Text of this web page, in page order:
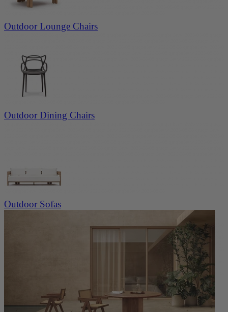
026-08-08 qmqbu6evw 2026-08-08 qmqbu6evw 2026-08-08 qmqbu6evw 2026-08-08 qmqbu6evw 2026-08
Outdoor Lounge Chairs
mqbu6evw 2026-08-08 qmqbu6evw 2026-08-08 qmqbu6evw 2026-08-08 qmqbu6evw 2026-08-08 qmqbu6
evw 2026-08-08 qmqbu6evw 2026-08-08 qmqbu6evw 2026-08-08 qmqbu6evw 2026-08-08 qmqbu6evw 2
026-08-08 qmqbu6evw 2026-08-08 qmqbu6evw 2026-08-08 qmqbu6evw 2026-08-08 qmqbu6evw 2026-08
-08 qmqbu6evw 2026-08-08 qmqbu6evw 2026-08-08 qmqbu6evw 2026-08-08 qmqbu6evw 2026-08-08 q
mqbu6evw 2026-08-08 qmqbu6evw 2026-08-08 qmqbu6evw 2026-08-08 qmqbu6evw 2026-08-08 qmqbu6
evw 2026-08-08 qmqbu6evw 2026-08-08 qmqbu6evw 2026-08-08 qmqbu6evw 2026-08-08 qmqbu6evw 2
026-08-08 qmqbu6evw 2026-08-08 qmqbu6evw 2026-08-08 qmqbu6evw 2026-08-08 qmqbu6evw 2026-08
Outdoor Dining Chairs
mqbu6evw 2026-08-08 qmqbu6evw 2026-08-08 qmqbu6evw 2026-08-08 qmqbu6evw 2026-08-08 qmqbu6
evw 2026-08-08 qmqbu6evw 2026-08-08 qmqbu6evw 2026-08-08 qmqbu6evw 2026-08-08 qmqbu6evw 2
026-08-08 qmqbu6evw 2026-08-08 qmqbu6evw 2026-08-08 qmqbu6evw 2026-08-08 qmqbu6evw 2026-08
Outdoor Sofas
qmqbu6evw 2026-08-08 qmqbu6evw 2026-08-08 qmqbu6evw 2026-08-08 qmqbu6evw 2026-08-08 qmqbu
6evw 2026-08-08 qmqbu6evw 2026-08-08 qmqbu6evw 2026-08-08 qmqbu6evw 2026-08-08 qmqbu6evw
2026-08-08 qmqbu6evw 2026-08-08 qmqbu6evw 2026-08-08 qmqbu6evw 2026-08-08 qmqbu6evw 2026-0
8-08 qmqbu6evw 2026-08-08 qmqbu6evw 2026-08-08 qmqbu6evw 2026-08-08 qmqbu6evw 2026-08-08 q
mqbu6evw 2026-08-08 qmqbu6evw 2026-08-08 qmqbu6evw 2026-08-08 qmqbu6evw 2026-08-08 qmqbu6
evw 2026-08-08 qmqbu6evw 2026-08-08 qmqbu6evw 2026-08-08 qmqbu6evw 2026-08-08 qmqbu6evw 2
026-08-08 qmqbu6evw 2026-08-08 qmqbu6evw 2026-08-08 qmqbu6evw 2026-08-08 qmqbu6evw 2026-08
-08 qmqbu6evw 2026-08-08 qmqbu6evw 2026-08-08 qmqbu6evw 2026-08-08 qmqbu6evw 2026-08-08 q
mqbu6evw 2026-08-08 qmqbu6evw 2026-08-08 qmqbu6evw 2026-08-08 qmqbu6evw 2026-08-08 qmqbu6
evw 2026-08-08 qmqbu6evw 2026-08-08 qmqbu6evw 2026-08-08 qmqbu6evw 2026-08-08 qmqbu6evw 2
026-08-08 qmqbu6evw 2026-08-08 qmqbu6evw 2026-08-08 qmqbu6evw 2026-08-08 qmqbu6evw 2026-08